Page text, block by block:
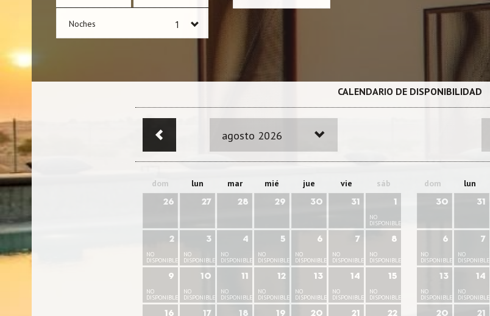
Noches
CALENDARIO DE DISPONIBILIDAD
agosto 2026
dom lun mar mié jue vie sáb
26 27 28 29 30 31 1
NO
DISPONIBLE
2
NO
DISPONIBLE
3
NO
DISPONIBLE
4
NO
DISPONIBLE
5
NO
DISPONIBLE
6
NO
DISPONIBLE
7
NO
DISPONIBLE
8
NO
DISPONIBLE
9
NO
DISPONIBLE
10
NO
DISPONIBLE
11
NO
DISPONIBLE
12
NO
DISPONIBLE
13
NO
DISPONIBLE
14
NO
DISPONIBLE
15
NO
DISPONIBLE
16 17 18 19 20 21 22
dom lun
30 31
6
NO
DISPONIBLE
7
NO
DISPONIBLE
13
NO
DISPONIBLE
14
NO
DISPONIBLE
20 21